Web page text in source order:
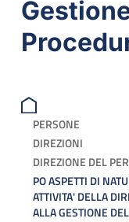
PERSONE
DIREZIONI
DIREZIONE DEL
PO ASPETTI DI
ATTIVITA' DELLA
ALLA GESTIONE